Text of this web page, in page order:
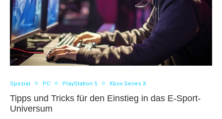
Spezial PC PlayStation 5 Xbox Series X
Tipps und Tricks für den Einstieg in das E-Sport-
Universum